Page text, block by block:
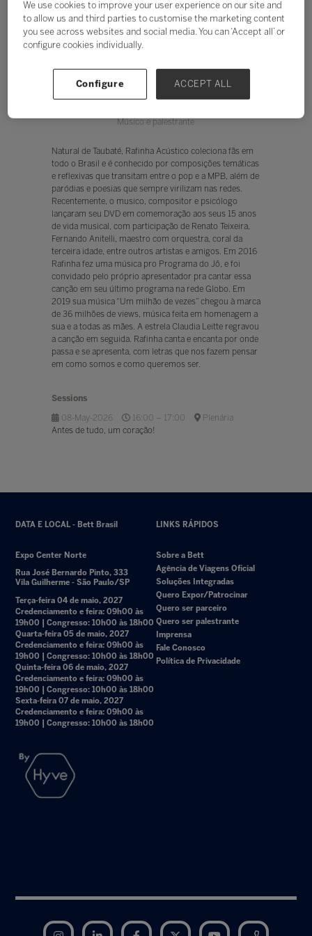
Rafinha Acústico
Músico e palestrante
Natural de Taubaté, Rafinha Acústico coleciona fãs em
todo o Brasil e é conhecido por composições temáticas
e reflexivas que transitam entre o pop e a MPB, além de
paródias e poesias que sempre virilizam nas redes.
Recentemente, o musico, compositor e psicólogo
lançaram seu DVD em comemoração aos seus 15 anos
de vida musical, com participação de Renato Teixeira,
Fernando Anitelli, maestro com orquestra, coral da
terceira idade, entre outros artistas e amigos. Em 2016
Rafinha fez uma música pro Programa do Jô, e foi
convidado pelo próprio apresentador pra cantar essa
canção em seu último programa na rede Globo. Em
2019 sua música “Um milhão de vezes” chegou à marca
de 36 milhões de views, música feita em homenagem a
sua e a todas as mães. A estrela Claudia Leitte regravou
a canção em seguida. Rafinha canta e encanta por onde
passa e se apresenta, com letras que nos fazem pensar
em como somos e como queremos ser.
Sessions
08-May-2026
16:00 – 17:00
Plenária
Antes de tudo, um coração!
DATA E LOCAL - Bett Brasil
Expo Center Norte
Rua José Bernardo Pinto, 333
Vila Guilherme - São Paulo/SP
Terça-feira 04 de maio, 2027
Credenciamento e feira: 09h00 às
19h00 | Congresso: 10h00 às 18h00
Quarta-feira 05 de maio, 2027
Credenciamento e feira: 09h00 às
19h00 | Congresso: 10h00 às 18h00
Quinta-feira 06 de maio, 2027
Credenciamento e feira: 09h00 às
19h00 | Congresso: 10h00 às 18h00
Sexta-feira 07 de maio, 2027
Credenciamento e feira: 09h00 às
19h00 | Congresso: 10h00 às 18h00
LINKS RÁPIDOS
Sobre a Bett
Agência de Viagens Oficial
Soluções Integradas
Quero Expor/Patrocinar
Quero ser parceiro
Quero ser palestrante
Imprensa
Fale Conosco
Política de Privacidade
We use cookies to improve your user experience on our site and
to allow us and third parties to customise the marketing content
you see across websites and social media. You can ‘Accept all’ or
configure cookies individually.
Configure ACCEPT ALL